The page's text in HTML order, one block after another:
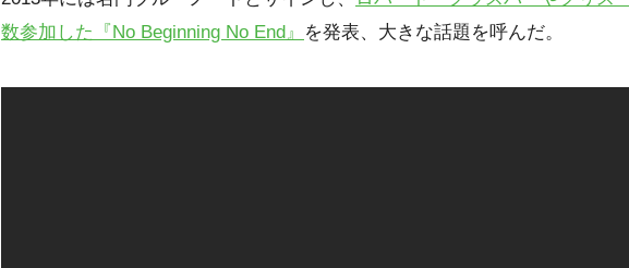
数参加した『No Beginning No End』
を発表、大きな話題を呼んだ。